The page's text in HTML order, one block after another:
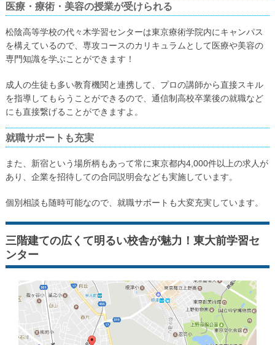
医療・療術・美容の授業が受けられる
松陰高等学校の代々木学習センターは東京療術学院内にキャンパス
を構えているので、専攻コースのカリキュラムとして医療や美容の
専門知識を学ぶことができます！
成人の生徒も多い教育機関と連携して、プロの講師から直接スキル
を指導してもらうことができるので、通信制高校卒業後の就職など
にも直接繋げることができますよ。
就職サポートも充実
また、新宿という場所柄もあって常に東京都内4,000件以上の求人が
あり、企業を招待しての合同説明会なども実施しています。
個別相談も随時可能なので、就職サポートも大変充実しています。
三階建ての広くて明るい校舎が魅力！東大前学習セ
ンター